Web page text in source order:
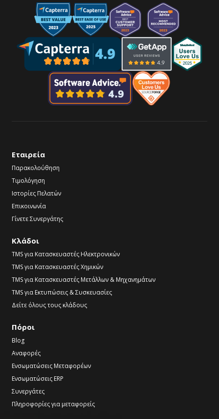
Εταιρεία
Παρακολούθηση
Τιμολόγηση
Ιστορίες Πελατών
Επικοινωνία
Γίνετε Συνεργάτης
Κλάδοι
TMS για Κατασκευαστές Ηλεκτρονικών
TMS για Κατασκευαστές Χημικών
TMS για Κατασκευαστές Μετάλλων & Μηχανημάτων
TMS για Εκτυπώσεις & Συσκευασίες
Δείτε όλους τους κλάδους
Πόροι
Blog
Αναφορές
Ενσωματώσεις Μεταφορέων
Ενσωματώσεις ERP
Συνεργάτες
Πληροφορίες για μεταφορείς